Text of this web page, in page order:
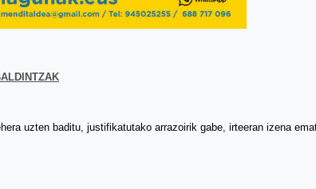
uzten baditu, justifikatutako arrazoirik gabe, irteeran izena